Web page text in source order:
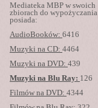
Mediateka MBP w swoich
zbiorach do wypożyczania
posiada:
AudioBooków: 6416
Muzyki na CD: 4464
Muzyki na DVD: 439
Muzyki na Blu Ray: 126
Filmów na DVD: 4344